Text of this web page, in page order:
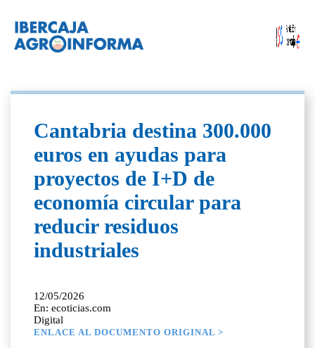
Cantabria destina 300.000
euros en ayudas para
proyectos de I+D de
economía circular para
reducir residuos
industriales
12/05/2026
En: ecoticias.com
Digital
ENLACE AL DOCUMENTO ORIGINAL >